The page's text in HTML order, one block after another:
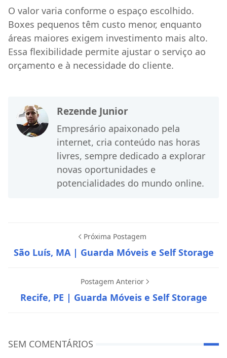
O valor varia conforme o espaço escolhido.
Boxes pequenos têm custo menor, enquanto
áreas maiores exigem investimento mais alto.
Essa flexibilidade permite ajustar o serviço ao
orçamento e à necessidade do cliente.
Rezende Junior
Empresário apaixonado pela
internet, cria conteúdo nas horas
livres, sempre dedicado a explorar
novas oportunidades e
potencialidades do mundo online.
Próxima Postagem
São Luís, MA | Guarda Móveis e Self Storage
Postagem Anterior
Recife, PE | Guarda Móveis e Self Storage
SEM COMENTÁRIOS